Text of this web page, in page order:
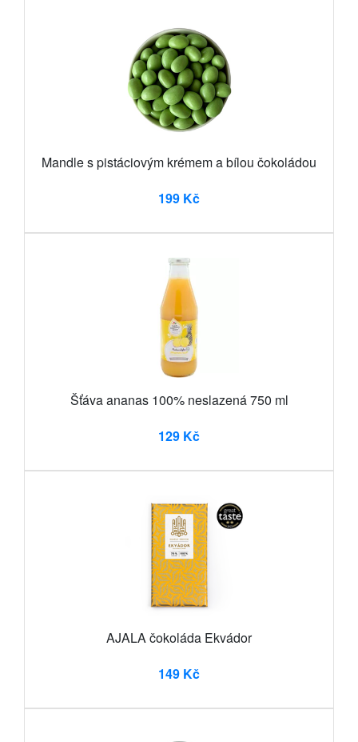
Mandle s pistáciovým krémem a bílou čokoládou
199 Kč
Šťáva ananas 100% neslazená 750 ml
129 Kč
AJALA čokoláda Ekvádor
149 Kč